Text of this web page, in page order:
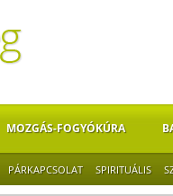
MOZGÁS-FOGYÓKÚRA
PÁRKAPCSOLAT SPIRITUÁLIS